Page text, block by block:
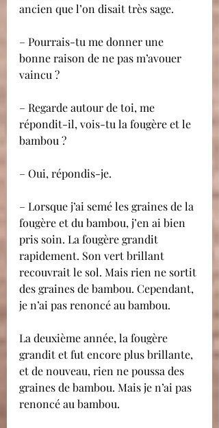
ancien que l’on disait très sage.
– Pourrais-tu me donner une
bonne raison de ne pas m’avouer
vaincu ?
– Regarde autour de toi, me
répondit-il, vois-tu la fougère et le
bambou ?
– Oui, répondis-je.
– Lorsque j’ai semé les graines de la
fougère et du bambou, j’en ai bien
pris soin. La fougère grandit
rapidement. Son vert brillant
recouvrait le sol. Mais rien ne sortit
des graines de bambou. Cependant,
je n’ai pas renoncé au bambou.
La deuxième année, la fougère
grandit et fut encore plus brillante,
et de nouveau, rien ne poussa des
graines de bambou. Mais je n’ai pas
renoncé au bambou.